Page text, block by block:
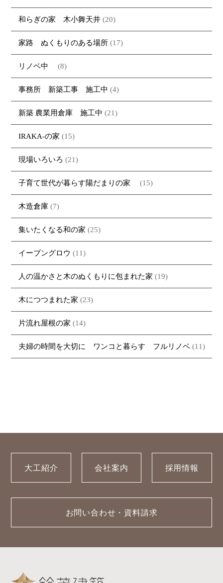
和らぎの家 木小舞天井 (20)
家路 ぬくもりのある場所 (17)
リノベ中 (8)
事務所 新築工事 施工中 (4)
新築 農業用倉庫 施工中 (21)
IRAKA-の家 (15)
現場いろいろ (21)
子育て世代が暮らす陽だまりの家 (15)
木造倉庫 (7)
集いたくなる和の家 (25)
イーブングロウ (11)
人の温かさと木のぬくもりに包まれた家 (19)
木につつまれた家 (23)
片流れ屋根の家 (14)
夫婦の時間を大切に ワンコと暮らす フルリノベ (11)
大工紹介 会社案内 採用情報
お問い合わせ・資料請求